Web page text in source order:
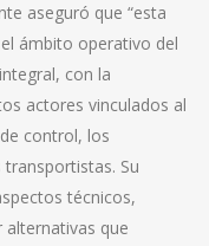
aseguró que “esta
ámbito operativo del
con la
actores vinculados al
control, los
Su
técnicos,
que